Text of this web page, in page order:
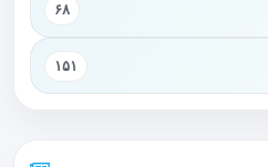
۶۸
۱۵۱